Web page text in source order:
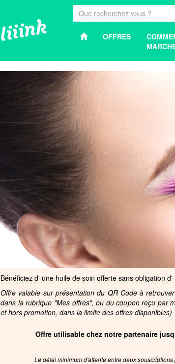
OFFRES
Bénéficiez d' une huile de soin offerte sans obligation d'
Offre valable sur présentation du QR Code à
dans la rubrique "Mes offres", ou du coupon reçu par
et hors promotion, dans la limite des offres disponibles)
Offre utilisable chez notre partenaire
Le délai minimum d'attente entre deux